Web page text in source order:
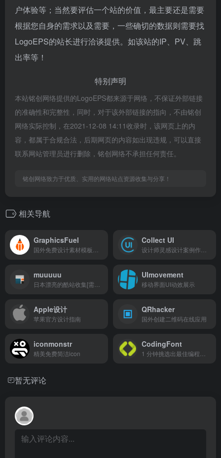
户体验等；当然要评估一个站的价值，最主要还是需要
根据您自身的需求以及需要，一些确切的数据则需要找
LogoEPS的站长进行洽谈提供。如该站的IP、PV、跳
出率等！
特别声明
本站铭创网络提供的LogoEPS都来源于网络，不保证外部链接
的准确性和完整性，同时，对于该外部链接的指向，不由铭创
网络实际控制，在2021-12-08 14:11收录时，该网页上的内
容，都属于合规合法，后期网页的内容如出现违规，可以直接
联系网站管理员进行删除，铭创网络不承担任何责任。
铭创网络致力于优质、实用的网络站点资源收集与分享！
相关导航
GraphicsFuel
国外免费设计素材模板下载站
Collect UI
设计师灵感设计案例作品的站点
muuuuu
日本漂亮的酷站收集[需翻墙]
UImovement
移动界面UI动效展示
Apple设计
苹果官方设计指南
QRhacker
国外创建二维码在线应用
iconmonstr
精美免费简洁icon
CodingFont
1 分钟挑选出最佳编程字体
暂无评论